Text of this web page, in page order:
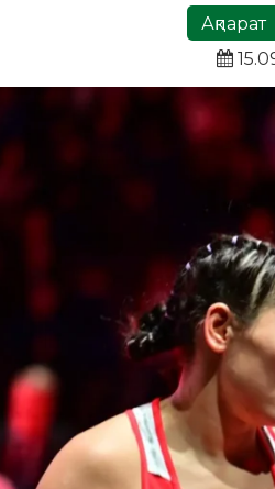
Ақпарат